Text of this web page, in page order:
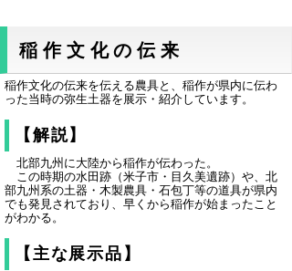
稲作文化の伝来
稲作文化の伝来を伝える農具と、稲作が県内に伝わ
った当時の弥生土器を展示・紹介しています。
【解説】
北部九州に大陸から稲作が伝わった。
この時期の水田跡（米子市・目久美遺跡）や、北
部九州系の土器・木製農具・石包丁等の道具が県内
でも発見されており、早くから稲作が始まったこと
がわかる。
【主な展示品】